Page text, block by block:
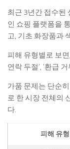
최근 3년간 접수된
인 쇼핑 플랫폼을
고, 기초 화장품과
피해 유형별로 보면
연락 두절’, ‘환급
가품 문제는 단순
로 한 시장 전체의
다.
피해 유형